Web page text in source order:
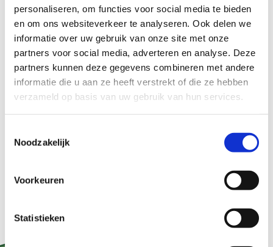
personaliseren, om functies voor social media te bieden
en om ons websiteverkeer te analyseren. Ook delen we
informatie over uw gebruik van onze site met onze
partners voor social media, adverteren en analyse. Deze
partners kunnen deze gegevens combineren met andere
informatie die u aan ze heeft verstrekt of die ze hebben
verzameld op basis van uw gebruik van hun services.
Noodzakelijk
Voorkeuren
Statistieken
ASR investeert in duurzaam boeren aan de
hand van landbouwgrond te erfpachten.
Bekijk het hier